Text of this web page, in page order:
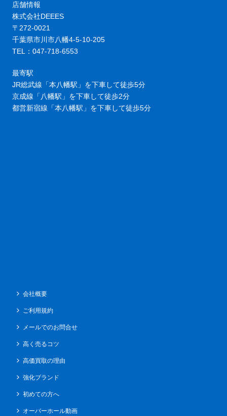
店舗情報
株式会社DEEES
〒272-0021
千葉県市川市八幡4-5-10-205
TEL：047-718-6553
最寄駅
JR総武線「本八幡駅」を下車して徒歩5分
京成線「八幡駅」を下車して徒歩2分
都営新宿線「本八幡駅」を下車して徒歩5分
会社概要
ご利用規約
メールでのお問合せ
高く売るコツ
高価買取の理由
強化ブランド
初めての方へ
オーバーホール動画